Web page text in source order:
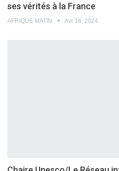
ses vérités à la France
AFRIQUE MATIN Avr 16, 2024